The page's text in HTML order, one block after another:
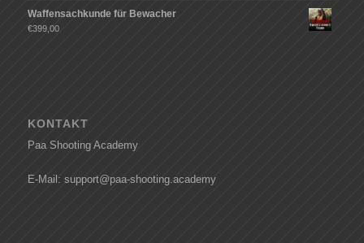
Waffensachkunde für Bewacher
€399,00
KONTAKT
Paa Shooting Academy
E-Mail: support@paa-shooting.academy